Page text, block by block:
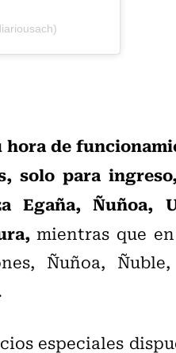
hora de
solo para
Egaña, Ñuñoa,
mientras que
Ñuñoa,
especiales